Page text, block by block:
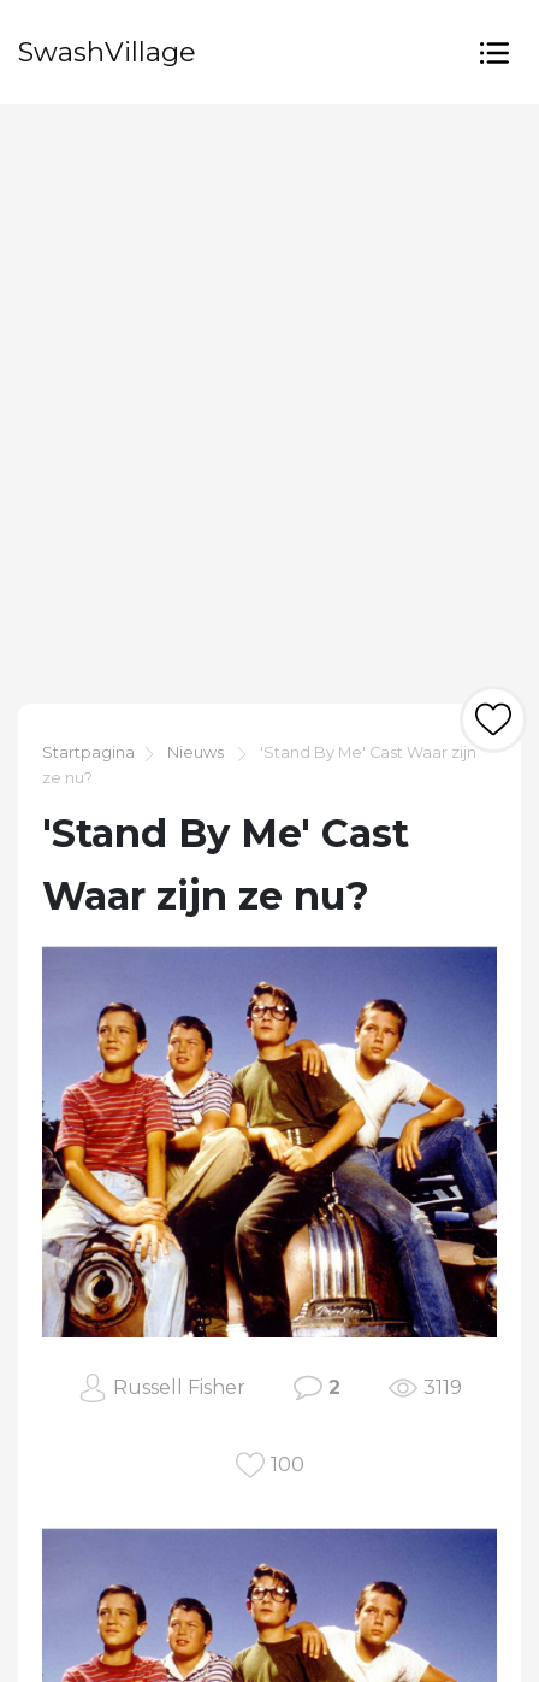
SwashVillage
Startpagina Nieuws
'Stand By Me' Cast Waar zijn
ze nu?
'Stand By Me' Cast
Waar zijn ze nu?
Russell Fisher 2 3119
100